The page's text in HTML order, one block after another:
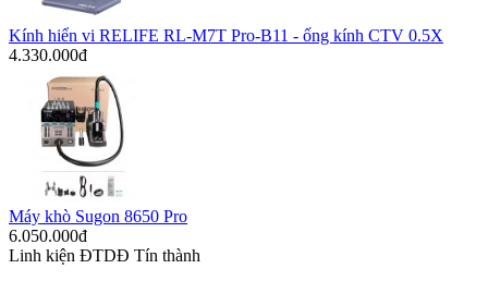
Kính hiển vi RELIFE RL-M7T Pro-B11 - ống kính CTV 0.5X
4.330.000đ
Máy khò Sugon 8650 Pro
6.050.000đ
Linh kiện ĐTDĐ Tín thành